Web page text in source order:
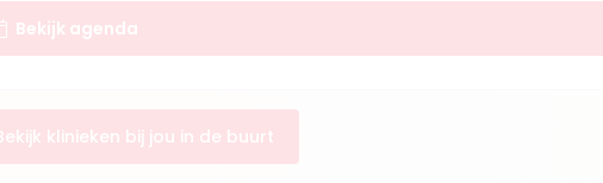
Bekijk agenda
klinieken bij jou in de buurt